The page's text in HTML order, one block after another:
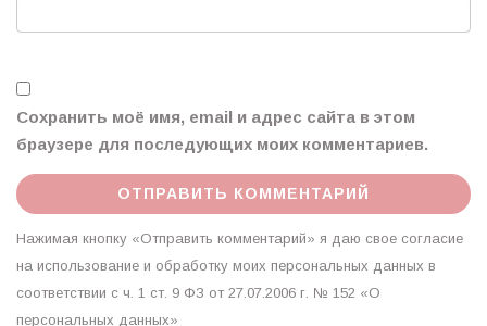
Сохранить моё имя, email и адрес сайта в этом
браузере для последующих моих комментариев.
Нажимая кнопку «Отправить комментарий» я даю свое согласие
на использование и обработку моих персональных данных в
соответствии с ч. 1 ст. 9 ФЗ от 27.07.2006 г. № 152 «О
персональных данных»